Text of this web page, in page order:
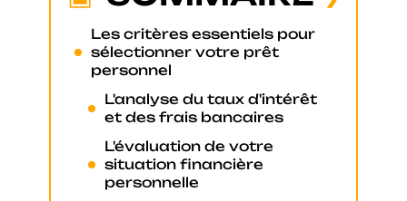
Les critères essentiels pour
sélectionner votre prêt
personnel
L'analyse du taux d'intérêt
et des frais bancaires
L'évaluation de votre
situation financière
personnelle